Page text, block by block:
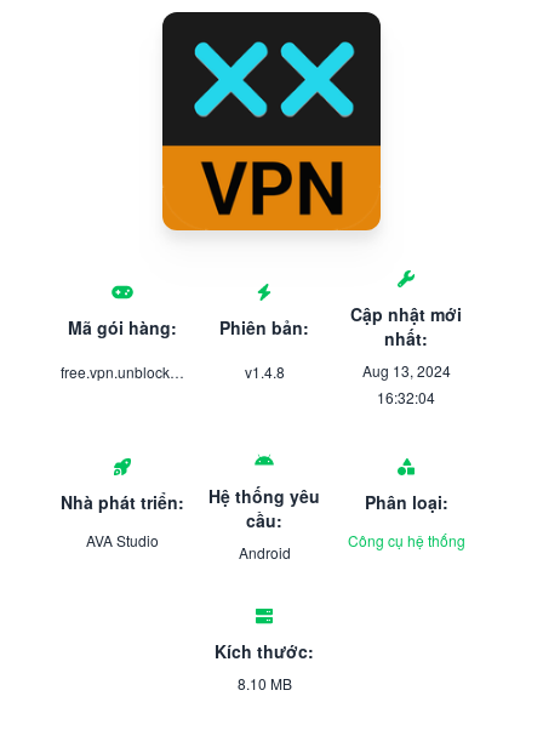
Mã gói hàng:
free.vpn.unblockwebsite
Phiên bản:
v1.4.8
Cập nhật mới
nhất:
Aug 13, 2024
16:32:04
Nhà phát triển:
AVA Studio
Hệ thống yêu
cầu:
Android
Phân loại:
Công cụ hệ thống
Kích thước:
8.10 MB